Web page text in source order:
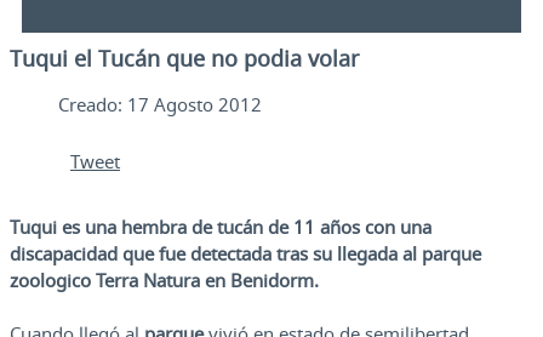
Tuqui el Tucán que no podia volar
Creado: 17 Agosto 2012
Tweet
Tuqui es una hembra de tucán de 11 años con una
discapacidad que fue detectada tras su llegada al parque
zoologico Terra Natura en Benidorm.